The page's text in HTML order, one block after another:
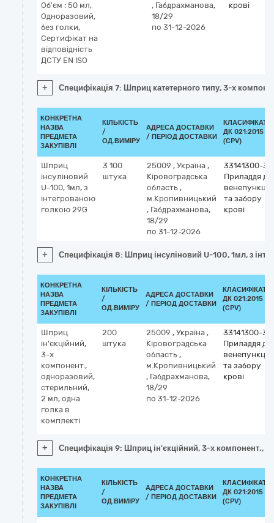
Об'єм : 50 мл,
Одноразовий,
без голки,
Сертифікат на
відповідність
ДСТУ EN ISO
, Габдрахманова,
18/29
по 31-12-2026
крові
+ Специфікація 7: Шприц катетерного типу, 3-х
КОНКРЕТНА
НАЗВА
ПРЕДМЕТА
ЗАКУПІВЛІ
КІЛЬКІСТЬ
/
ОД.ВИМІРУ
АДРЕСА ДОСТАВКИ
/ ПЕРІОД ДОСТАВКИ
ДК 021:2015
(CPV)
Шприц
інсуліновий
U-100, 1мл, з
інтегрованою
голкою 29G
3 100
штука
25009 , Україна ,
Кіровоградська
область ,
м.Кропивницький
, Габдрахманова,
18/29
по 31-12-2026
33141300-3
Приладдя
венепункції
та забору
крові
+ Специфікація 8: Шприц інсуліновий U-100, 1мл, з
КОНКРЕТНА
НАЗВА
ПРЕДМЕТА
ЗАКУПІВЛІ
КІЛЬКІСТЬ
/
ОД.ВИМІРУ
АДРЕСА ДОСТАВКИ
/ ПЕРІОД ДОСТАВКИ
ДК 021:2015
(CPV)
Шприц
ін'єкційний,
3-х
компонент.,
одноразовий,
стерильний,
2 мл, одна
голка в
комплекті
200
штука
25009 , Україна ,
Кіровоградська
область ,
м.Кропивницький
, Габдрахманова,
18/29
по 31-12-2026
33141300-3
Приладдя
венепункції
та забору
крові
+ Специфікація 9: Шприц ін'єкційний, 3-х компонент.,
КОНКРЕТНА
НАЗВА
ПРЕДМЕТА
ЗАКУПІВЛІ
КІЛЬКІСТЬ
/
ОД.ВИМІРУ
АДРЕСА ДОСТАВКИ
/ ПЕРІОД ДОСТАВКИ
ДК 021:2015
(CPV)